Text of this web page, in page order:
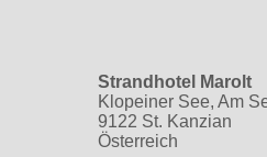
Strandhotel Marolt
Klopeiner See, Am
9122 St. Kanzian
Österreich